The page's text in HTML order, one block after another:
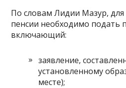
По словам Лидии Мазур,
пенсии необходимо подать
включающий:
заявление,
установленному
месте);